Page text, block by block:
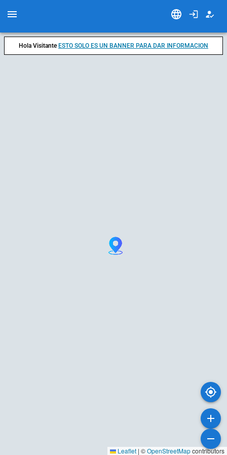
Leaflet | ©OpenStreetMapcontributors
Hola Visitante ESTO SOLO ES UN BANNER PARA DAR INFORMACION